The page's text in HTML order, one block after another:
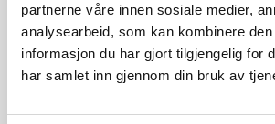
partnerne våre innen sosiale medier,
analysearbeid, som kan kombinere
informasjon du har gjort tilgjengelig for
har samlet inn gjennom din bruk av
Det er rett at hvert enkelt
for å følge opp virksomheter
Sikkerhetsmyndighetens primære
sektormyndighetene bør være å gi